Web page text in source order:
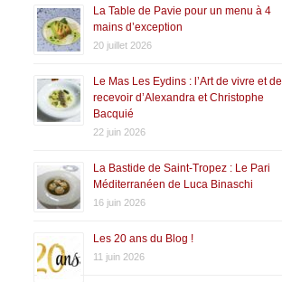
La Table de Pavie pour un menu à 4
mains d’exception
20 juillet 2026
Le Mas Les Eydins : l’Art de vivre et de
recevoir d’Alexandra et Christophe
Bacquié
22 juin 2026
La Bastide de Saint-Tropez : Le Pari
Méditerranéen de Luca Binaschi
16 juin 2026
Les 20 ans du Blog !
11 juin 2026